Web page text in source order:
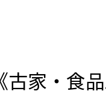
古家・食